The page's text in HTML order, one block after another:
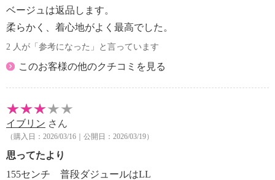
ベージュは返品します。
柔らかく、着心地がよく最高でした。
2 人が「参考になった」と言っています
このお客様の他のクチコミを見る
イブリン さん
（購入日：2026/03/16｜公開日：2026/03/19）
思ってたより
155センチ 普段ダジュールはLL